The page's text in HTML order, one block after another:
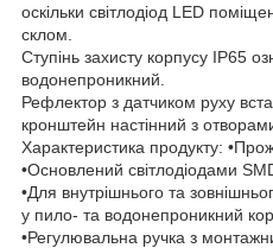
оскільки світлодіод LED
склом.
Ступінь захисту корпусу IP65
водонепроникний.
Рефлектор з датчиком руху
кронштейн настінний з
Характеристика продукту:
•Основлений світлодіодами
•Для внутрішнього та
у пило- та водонепроникний
•Регулювальна ручка з